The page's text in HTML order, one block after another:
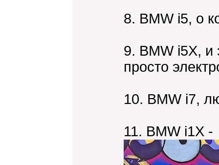
8. BMW i5, о
9. BMW i5X, и
просто
10. BMW i7,
11. BMW i1X -